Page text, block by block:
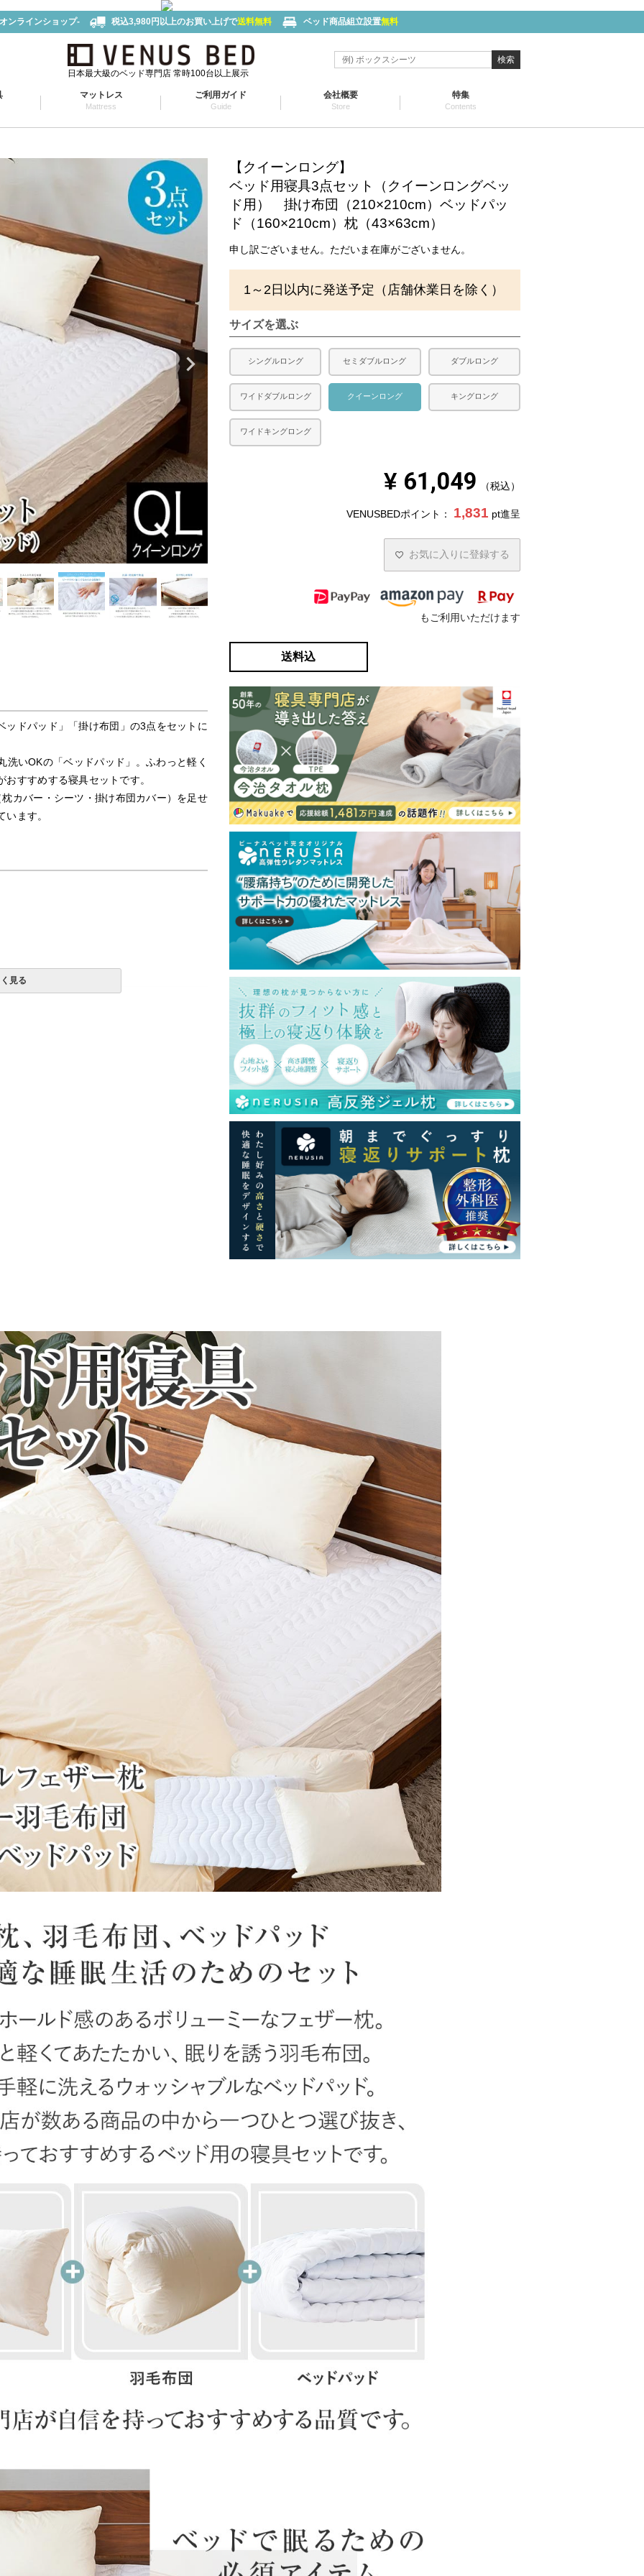
ンラインショップ- 税込3,980円以上のお買い上げで送料無料 ベッド商品組立設置無料
日本最大級のベッド専門店 常時100台以上展示
検索
マットレス
Mattress
ご利用ガイド
Guide
会社概要
Store
特集
Contents
ドパッド」「掛け布団」の3点をセットに
いOKの「ベッドパッド」。ふわっと軽く
すすめする寝具セットです。
カバー・シーツ・掛け布団カバー）を足せ
ます。
部地域へのお届けは別途送料が発生する場
予定も変更になる場合があります。
現するよう心がけておりますが、閲覧環境
ざいますのでご了承ください。
見る
【クイーンロング】
ベッド用寝具3点セット（クイーンロングベッ
ド用） 掛け布団（210×210cm）ベッドパッ
ド（160×210cm）枕（43×63cm）
申し訳ございません。ただいま在庫がございません。
1～2日以内に発送予定（店舗休業日を除く）
サイズを選ぶ
シングルロング セミダブルロング ダブルロング
ワイドダブルロング クイーンロング キングロング
ワイドキングロング
¥ 61,049 税込
VENUSBEDポイント： 1,831 pt進呈
お気に入りに登録する
もご利用いただけます
送料込